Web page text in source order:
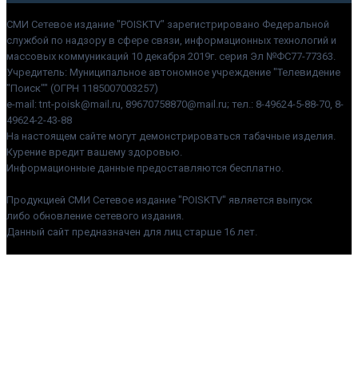
СМИ Сетевое издание "POISKTV" зарегистрировано Федеральной
службой по надзору в сфере связи, информационных технологий и
массовых коммуникаций 10 декабря 2019г. серия Эл №ФС77-77363.
Учредитель: Муниципальное автономное учреждение "Телевидение
"Поиск"" (ОГРН 1185007003257)
e-mail: tnt-poisk@mail.ru, 89670758870@mail.ru; тел.: 8-49624-5-88-70, 8-
49624-2-43-88
На настоящем сайте могут демонстрироваться табачные изделия.
Курение вредит вашему здоровью.
Информационные данные предоставляются бесплатно.
Продукцией СМИ Сетевое издание "POISKTV" является выпуск
либо обновление сетевого издания.
Данный сайт предназначен для лиц старше 16 лет.